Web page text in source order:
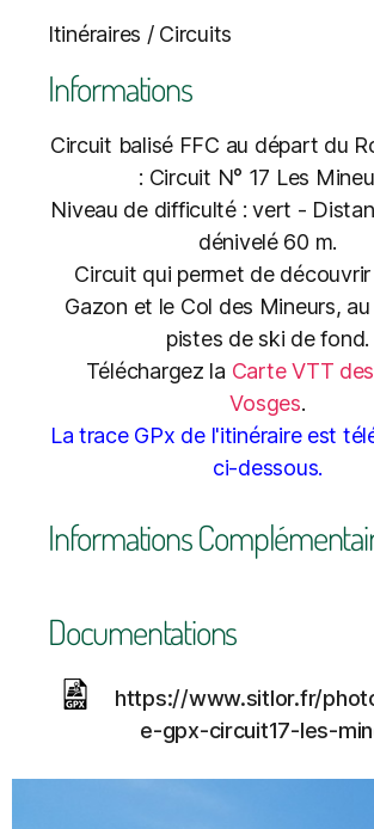
Itinéraires / Circuits
Informations
Circuit balisé FFC au départ du
: Circuit N° 17 Les
Niveau de difficulté : vert -
dénivelé 60 m.
Circuit qui permet de
Gazon et le Col des Mineurs,
pistes de ski de fond.
Téléchargez la Carte VTT
Vosges.
La trace GPx de l'itinéraire est
ci-dessous.
Informations
Documentations
https://www.sitlor.fr/
e-gpx-circuit17-les-